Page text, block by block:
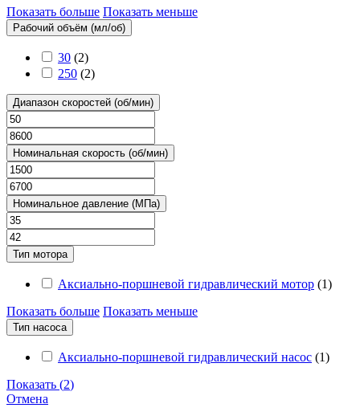
Показать больше Показать меньше
Рабочий объём (мл/об)
30 (2)
250 (2)
Диапазон скоростей (об/мин)
Номинальная скорость (об/мин)
Номинальное давление (МПа)
Тип мотора
Аксиально-поршневой гидравлический мотор (1)
Показать больше Показать меньше
Тип насоса
Аксиально-поршневой гидравлический насос (1)
Показать (2)
Отмена